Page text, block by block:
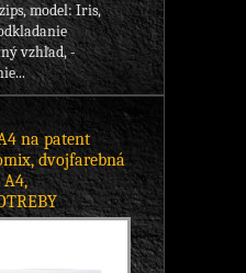
model: Iris,
vzhľad, -
na patent
dvojfarebná